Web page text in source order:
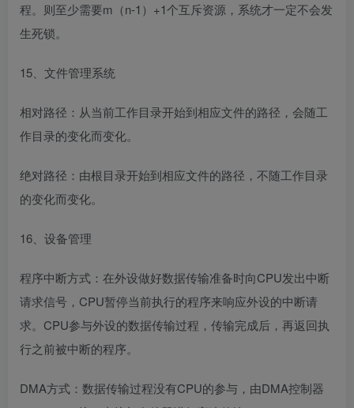
程。则至少需要m（n-1）+1个互斥资源，系统才一定不会发
生死锁。
15、文件管理系统
相对路径：从当前工作目录开始到相应文件的路径，会随工
作目录的变化而变化。
绝对路径：由根目录开始到相应文件的路径，不随工作目录
的变化而变化。
16、设备管理
程序中断方式：在外设做好数据传输准备时向CPU发出中断
请求信号，CPU暂停当前执行的程序来响应外设的中断请
求。CPU参与外设的数据传输过程，传输完成后，再返回执
行之前被中断的程序。
DMA方式：数据传输过程没有CPU的参与，由DMA控制器